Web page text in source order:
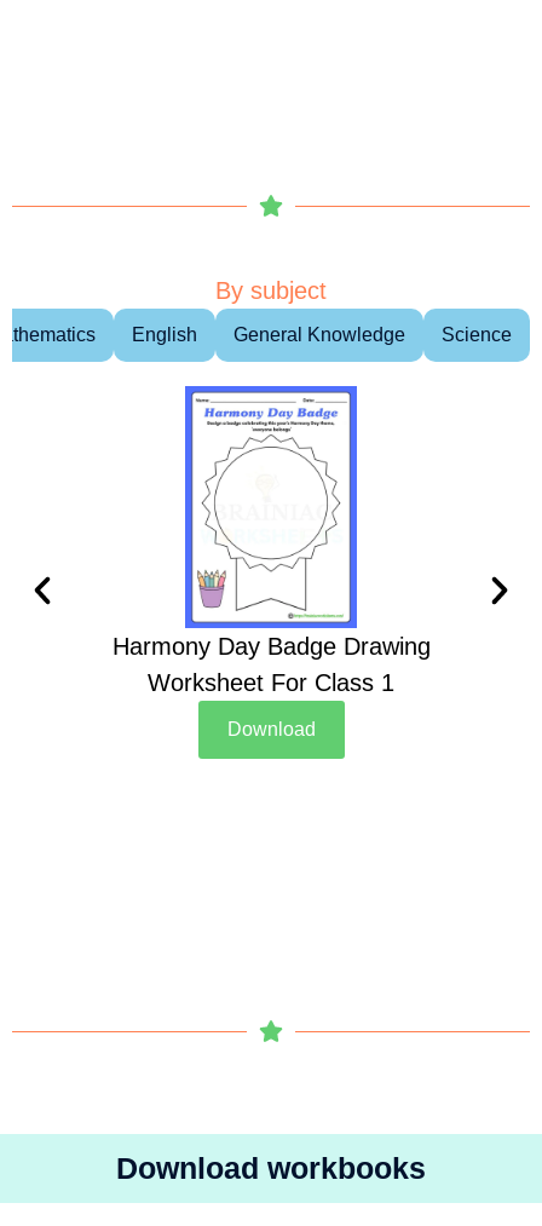
By subject
English General Knowledge Science
Harmony Day Badge Drawing
Worksheet For Class 1
Download
Download workbooks